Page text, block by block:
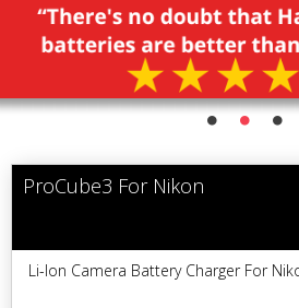
ProCube3 For Nikon
Li-Ion Camera Battery Charger For